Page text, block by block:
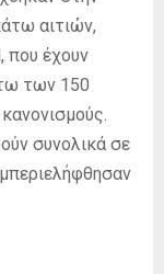
αιτιών,
που έχουν
των 150
συνολικά σε